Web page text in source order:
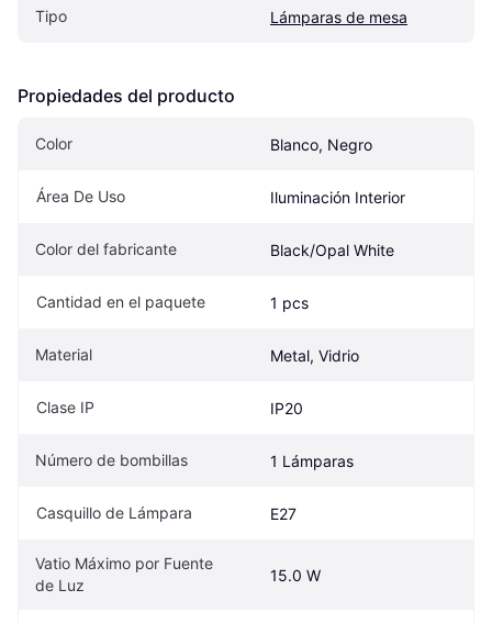
Tipo Lámparas de mesa
Propiedades del producto
Color Blanco, Negro
Área De Uso Iluminación Interior
Color del fabricante Black/Opal White
Cantidad en el paquete 1 pcs
Material Metal, Vidrio
Clase IP IP20
Número de bombillas 1 Lámparas
Casquillo de Lámpara E27
Vatio Máximo por Fuente
de Luz
15.0 W